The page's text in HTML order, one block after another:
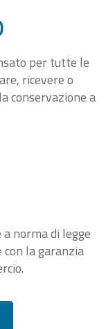
per tutte le
ricevere o
conservazione a
norma di legge
la garanzia